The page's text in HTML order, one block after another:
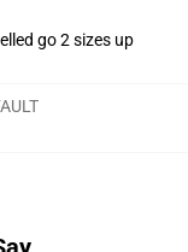
go 2 sizes up